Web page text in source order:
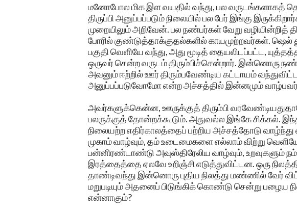
மனோபோல மிக இள வயதில் வந்து, பல வருடங்களாகத்
திருப்பி அனுப்பப்படும் நிலையில் பல பேர் இங்கு
முறையிலும் அறிவேன். பல நண்பர்கள் வேறு வழியின்றித்
போரில் குண்டுத்தாக்குதல்களில் காயமுற்றவர்கள். ஷெல்
பகுதி வெளியே வந்து, அது மூடித் தையலிடப்பட்ட,
ஒருவர் சென்ற வருடம் திரும்பிச்சென்றார்.
அவனும் ஈற்றில் ஊர் திரும்பவேண்டிய கட்டாயம்
அனுப்பப்படுவோமோ என்ற அச்சத்தில் இன்னமும்
அவர்களுக்கென்ன, ஊருக்குத் திரும்பி
பலருக்குத் தோன்றக்கூடும். அதுவல்ல இங்கே சிக்கல்.
நிலையற்ற எதிர்காலத்தைப் பற்றிய அச்சத்தோடு
முகாம் வாழ்வும், தம் உடைமைகளை எல்லாம் விற்று
பன்னிரண்டாண்டு அவுஸ்திரேலிய வாழ்வும்,
இரத்தைத்தை ஏலவே உறிஞ்சி எடுத்துவிட்டன. ஒரு
தாண்டிவந்து இன்னொரு புதிய நிலத்து மண்ணில் வேர்
மறுபடியும் அதனைப் பிடுங்கிக் கொண்டு சென்று பழைய
என்னாகும்?